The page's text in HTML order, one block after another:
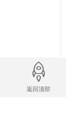
返回顶部